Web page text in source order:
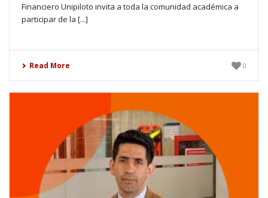
Financiero Unipiloto invita a toda la comunidad académica a
participar de la [...]
Read More 0